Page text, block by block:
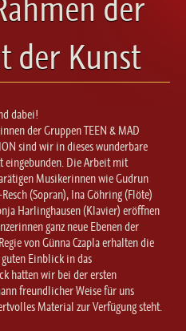
der
der Kunst
dabei!
der Gruppen TEEN & MAD
sind wir in dieses wunderbare
eingebunden. Die Arbeit mit
Musikerinnen wie Gudrun
(Sopran), Ina Göhring (Flöte)
Harlinghausen (Klavier) eröffnen
ganz neue Ebenen der
von Günna Czapla erhalten die
Einblick in das
hatten wir bei der ersten
freundlicher Weise für uns
Material zur Verfügung steht.